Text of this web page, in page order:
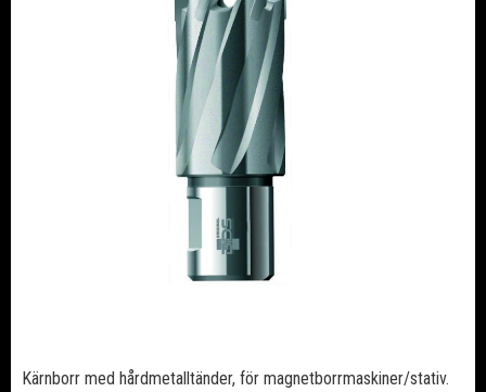
Kärnborr med hårdmetalltänder, för magnetborrmaskiner/stativ.